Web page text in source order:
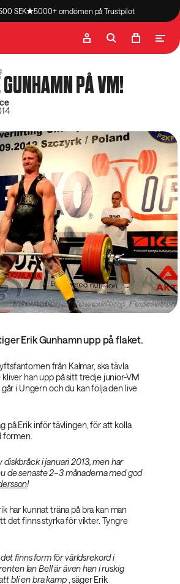
SEK 5000+ omdömen på Trustpilot
PÅ VM!
Erik Gunhamn upp på flaket.
från Kalmar, ska tävla
kliver han upp på sitt tredje junior-VM
i Ungern och du kan följa den live
på Erik inför tävlingen, för att kolla
formen.
diskbråck i januari 2013, men har
de senaste 2–3 månaderna med god
!‌
har kunnat träna på bra kan man
det finns styrka för vikter. Tyngre
finns form för världsrekord i
Ian Bell är även han i ruskig
bli en bra kamp‌, säger Erik